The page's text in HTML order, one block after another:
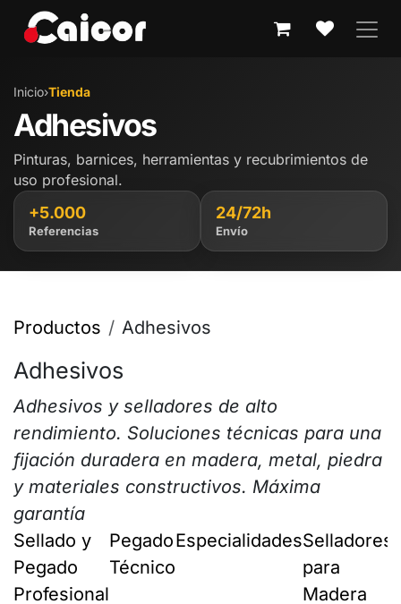
Inicio›Tienda
Adhesivos
Pinturas, barnices, herramientas y recubrimientos de
uso profesional.
+5.000
Referencias
24/72h
Envío
Productos Adhesivos
Adhesivos
Adhesivos y selladores de alto
rendimiento. Soluciones técnicas para una
fijación duradera en madera, metal, piedra
y materiales constructivos. Máxima
garantía
Sellado y
Pegado
Profesional
Pegado
Técnico
EspecialidadesSelladores
para
Madera